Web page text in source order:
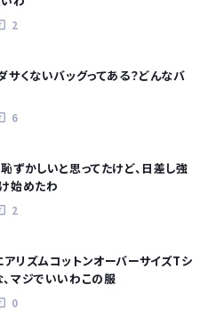
2
サくないバッグってある？どんなバ
6
ずかしいと思ってたけど、日差し強
始めたわ
2
リズムコットンオーバーサイズTシ
マジでいいわこの服
0